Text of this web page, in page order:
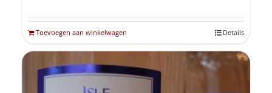
Toevoegen aan winkelwagen Details